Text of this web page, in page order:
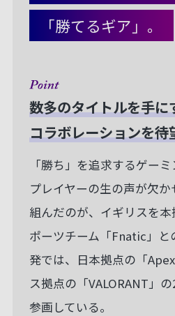
「勝てるギア」。
数多のタイトルを手に
コラボレーションを待
「勝ち」を追求するゲー
プレイヤーの生の声が欠
組んだのが、イギリスを
ポーツチーム「Fnatic」と
発では、日本拠点の「
ス拠点の「VALORANT」
参画している。